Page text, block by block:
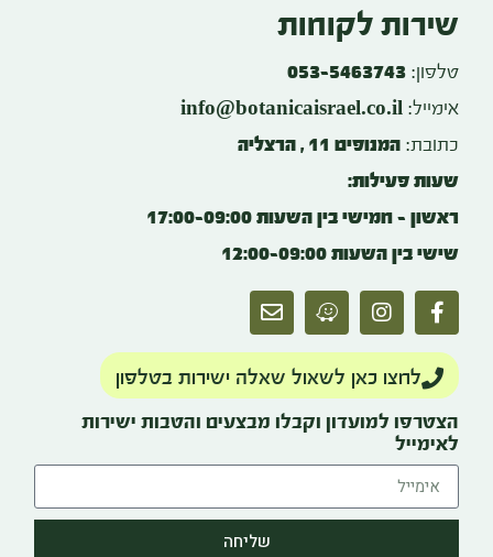
שירות לקוחות
טלפון: 053-5463743
אימייל: info@botanicaisrael.co.il
כתובת: המנופים 11 , הרצליה
שעות פעילות:
ראשון – חמישי בין השעות 17:00-09:00
שישי בין השעות 12:00-09:00
לחצו כאן לשאול שאלה ישירות בטלפון
הצטרפו למועדון וקבלו מבצעים והטבות ישירות
לאימייל
שליחה